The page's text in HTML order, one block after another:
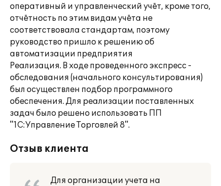
оперативный и управленческий учёт, кроме того,
отчётность по этим видам учёта не
соответствовала стандартам, поэтому
руководство пришло к решению об
автоматизации предприятия
Реализация. В ходе проведенного экспресс -
обследования (начального консультирования)
был осуществлен подбор программного
обеспечения. Для реализации поставленных
задач было решено использовать ПП
"1С:Управление Торговлей 8".
Отзыв клиента
Для организации учета на